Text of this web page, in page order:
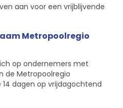
aan voor een vrijblijvende
Metropoolregio
op ondernemers met
de Metropoolregio
dagen op vrijdagochtend